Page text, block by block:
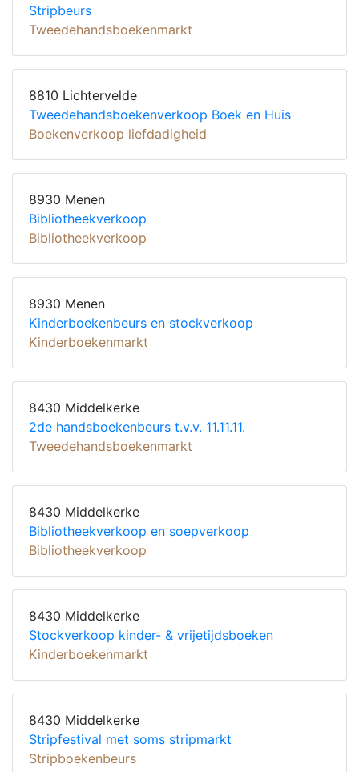
Stripbeurs
Tweedehandsboekenmarkt
8810 Lichtervelde
Tweedehandsboekenverkoop Boek en Huis
Boekenverkoop liefdadigheid
8930 Menen
Bibliotheekverkoop
Bibliotheekverkoop
8930 Menen
Kinderboekenbeurs en stockverkoop
Kinderboekenmarkt
8430 Middelkerke
2de handsboekenbeurs t.v.v. 11.11.11.
Tweedehandsboekenmarkt
8430 Middelkerke
Bibliotheekverkoop en soepverkoop
Bibliotheekverkoop
8430 Middelkerke
Stockverkoop kinder- & vrijetijdsboeken
Kinderboekenmarkt
8430 Middelkerke
Stripfestival met soms stripmarkt
Stripboekenbeurs